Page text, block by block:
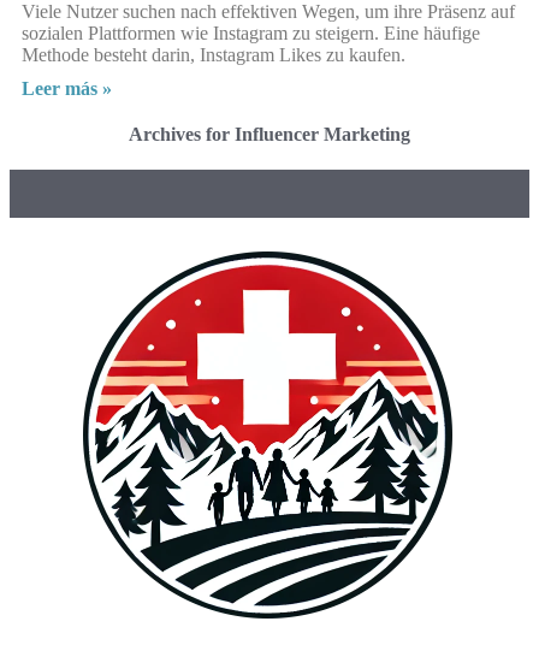
Viele Nutzer suchen nach effektiven Wegen, um ihre Präsenz auf
sozialen Plattformen wie Instagram zu steigern. Eine häufige
Methode besteht darin, Instagram Likes zu kaufen.
Leer más »
Archives for Influencer Marketing